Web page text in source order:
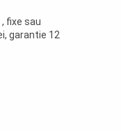
fixe sau
garantie 12